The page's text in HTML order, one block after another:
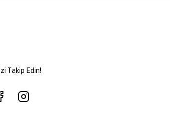
Takip Edin!